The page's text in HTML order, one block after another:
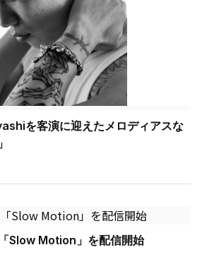
を客演に迎えたメロディアスな
Slow Motion」を配信開始